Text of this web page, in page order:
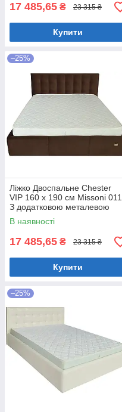
17 485,65 ₴ 23 315 ₴
Купити
–25%
Ліжко Двоспальне Chester
VIP 160 х 190 см Missoni 011
З додатковою металевою
цільнозварною рамою
Темно-коричневий
В наявності
17 485,65 ₴ 23 315 ₴
Купити
–25%